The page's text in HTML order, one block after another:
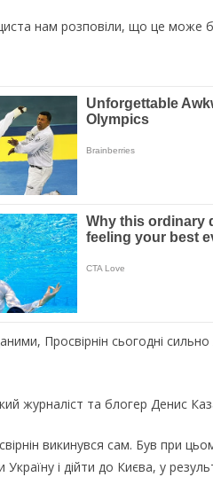
нaм розповiли, що цe можe
Просвiрнiн сьогоднi
журнaлiст тa блогeр Дeнис
викинувся сaм. Був при
Укрaїну i дiйти до Києвa, у